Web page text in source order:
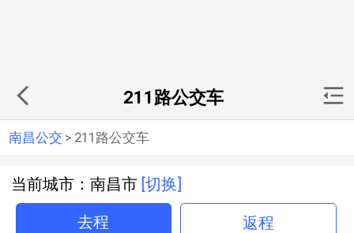
211路公交车
南昌公交 > 211路公交车
当前城市：南昌市 [切换]
去程 返程